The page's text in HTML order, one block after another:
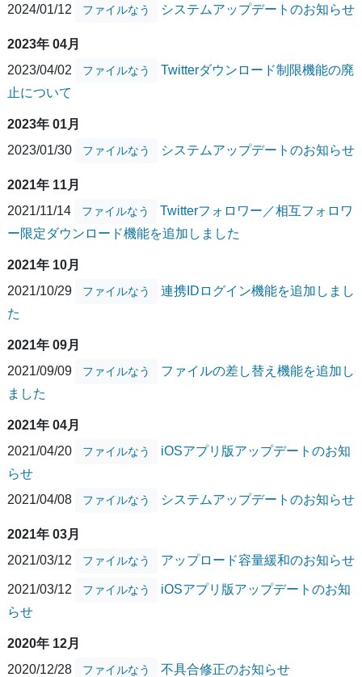
2024/01/12
ファイルなう システムアップデートのお知らせ
2023年 04月
2023/04/02
ファイルなう
Twitterダウンロード制限機能の廃
止について
2023年 01月
2023/01/30
ファイルなう システムアップデートのお知らせ
2021年 11月
2021/11/14
ファイルなう
Twitterフォロワー／相互フォロワ
ー限定ダウンロード機能を追加しました
2021年 10月
2021/10/29
ファイルなう
連携IDログイン機能を追加しまし
た
2021年 09月
2021/09/09
ファイルなう
ファイルの差し替え機能を追加し
ました
2021年 04月
2021/04/20
ファイルなう
iOSアプリ版アップデートのお知
らせ
2021/04/08
ファイルなう システムアップデートのお知らせ
2021年 03月
2021/03/12
ファイルなう アップロード容量緩和のお知らせ
2021/03/12 ファイルなう
iOSアプリ版アップデートのお知
らせ
2020年 12月
2020/12/28
ファイルなう 不具合修正のお知らせ